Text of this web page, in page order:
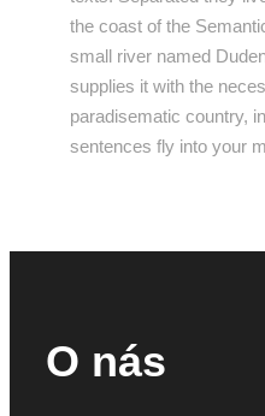
the coast of the
small river named
supplies it with the
paradisematic country,
sentences fly into your
O nás